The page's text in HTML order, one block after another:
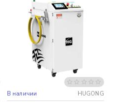
Бесплатная доставка
В наличии HUGONG